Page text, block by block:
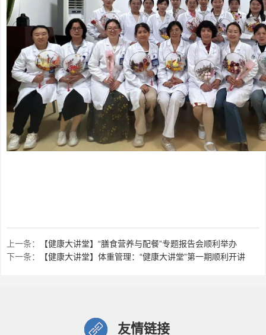
上一条：
【健康大讲堂】“膳食营养与配餐”专题报告会顺利举办
下一条：
【健康大讲堂】体重管理：“健康大讲堂”第一期顺利开讲
友情链接